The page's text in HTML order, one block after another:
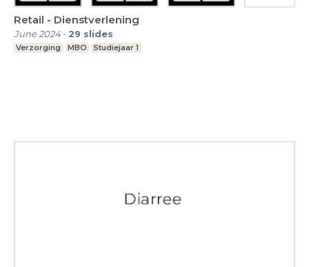
Retail - Dienstverlening
June 2024- 29 slides
Verzorging MBO Studiejaar 1